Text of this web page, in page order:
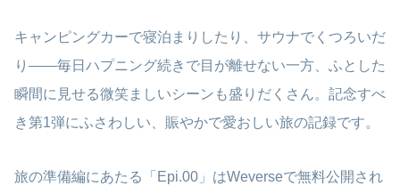
キャンピングカーで寝泊まりしたり、サウナでくつろいだ
り——毎日ハプニング続きで目が離せない一方、ふとした
瞬間に見せる微笑ましいシーンも盛りだくさん。記念すべ
き第1弾にふさわしい、賑やかで愛おしい旅の記録です。
旅の準備編にあたる「Epi.00」はWeverseで無料公開され